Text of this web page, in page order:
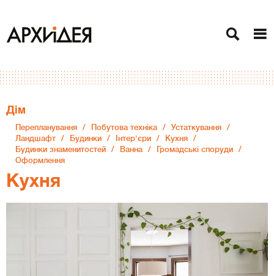
Дiм
Перепланування Побутова техніка
Устаткування
Ландшафт
Будинки Інтер'єри
Кухня
Будинки знаменитостей
Ванна
Громадські споруди
Оформлення
Кухня